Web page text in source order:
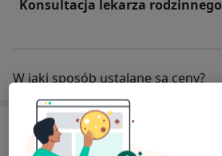
Konsultacja lekarza rodzinnego
W jaki sposób ustalane są ceny?
Specjaliści